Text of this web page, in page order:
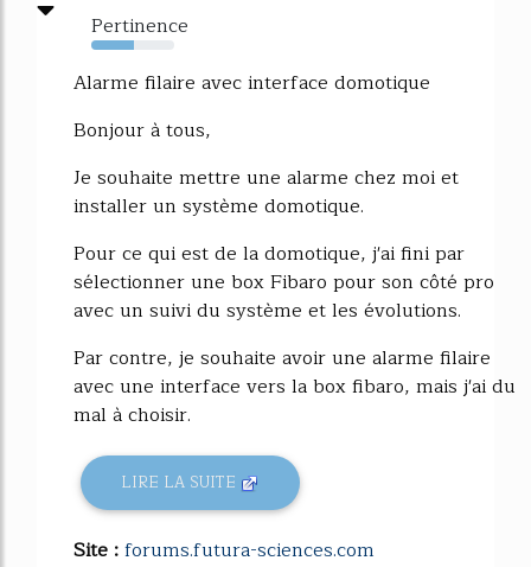
Pertinence
52%
Alarme filaire avec interface domotique
Bonjour à tous,
Je souhaite mettre une alarme chez moi et
installer un système domotique.
Pour ce qui est de la domotique, j'ai fini par
sélectionner une box Fibaro pour son côté pro
avec un suivi du système et les évolutions.
Par contre, je souhaite avoir une alarme filaire
avec une interface vers la box fibaro, mais j'ai du
mal à choisir.
LIRE LA SUITE
Site :forums.futura-sciences.com